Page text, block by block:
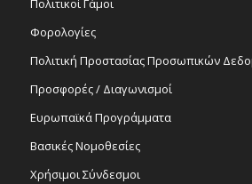
Πολιτικοί Γάμοι
Φορολογίες
Πολιτική Προστασίας Προσωπικών
Προσφορές / Διαγωνισμοί
Ευρωπαϊκά Προγράμματα
Βασικές Νομοθεσίες
Χρήσιμοι Σύνδεσμοι